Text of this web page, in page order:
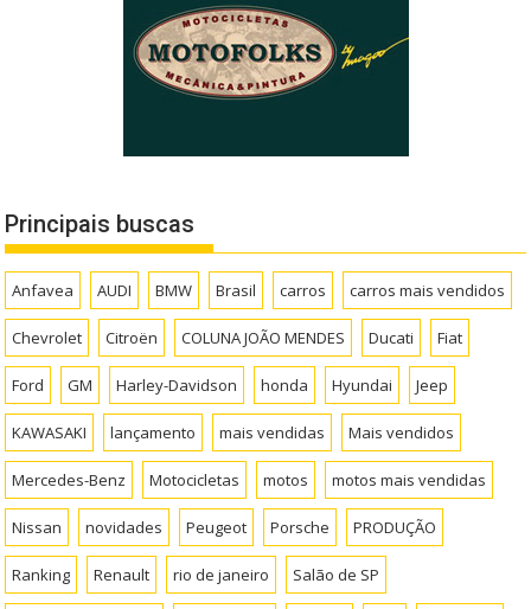
Principais buscas
Anfavea AUDI BMW Brasil carros carros mais vendidos
Chevrolet Citroën COLUNA JOÃO MENDES Ducati Fiat
Ford GM Harley-Davidson honda Hyundai Jeep
KAWASAKI lançamento mais vendidas Mais vendidos
Mercedes-Benz Motocicletas motos motos mais vendidas
Nissan novidades Peugeot Porsche PRODUÇÃO
Ranking Renault rio de janeiro Salão de SP